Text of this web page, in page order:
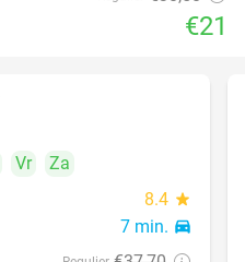
€21
Vr
Za
8.4 star
7 min. directions_car